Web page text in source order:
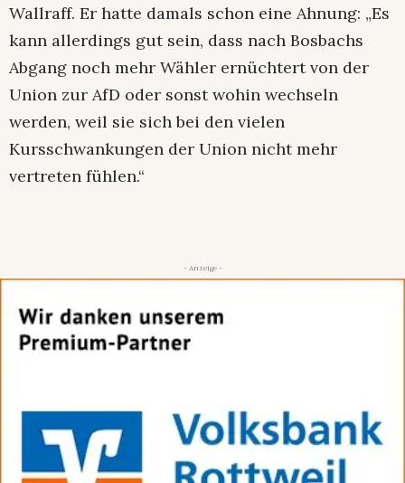
Wallraff. Er hatte damals schon eine Ahnung: „Es
kann allerdings gut sein, dass nach Bosbachs
Abgang noch mehr Wähler ernüchtert von der
Union zur AfD oder sonst wohin wechseln
werden, weil sie sich bei den vielen
Kursschwankungen der Union nicht mehr
vertreten fühlen.“
- Anzeige -